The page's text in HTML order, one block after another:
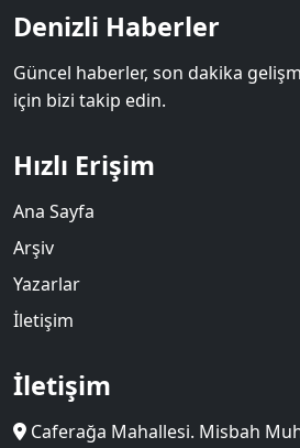
Denizli Haberler
Güncel haberler, son dakika
için bizi takip edin.
Hızlı Erişim
Ana Sayfa
Arşiv
Yazarlar
İletişim
İletişim
Caferağa Mahallesi. Misbah